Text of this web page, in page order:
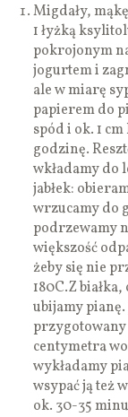
Migdały,
1 łyżką
pokrojonym
jogurtem i
ale w miarę
papierem do
spód i ok. 1
godzinę.
wkładamy do
jabłek:
wrzucamy do
podrzewamy
większość
żeby się nie
180C.Z
ubijamy pianę.
przygotowany
centymetra
wykładamy
wsypać ją też
ok. 30-35